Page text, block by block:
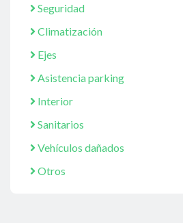
Seguridad
Climatización
Ejes
Asistencia parking
Interior
Sanitarios
Vehículos dañados
Otros